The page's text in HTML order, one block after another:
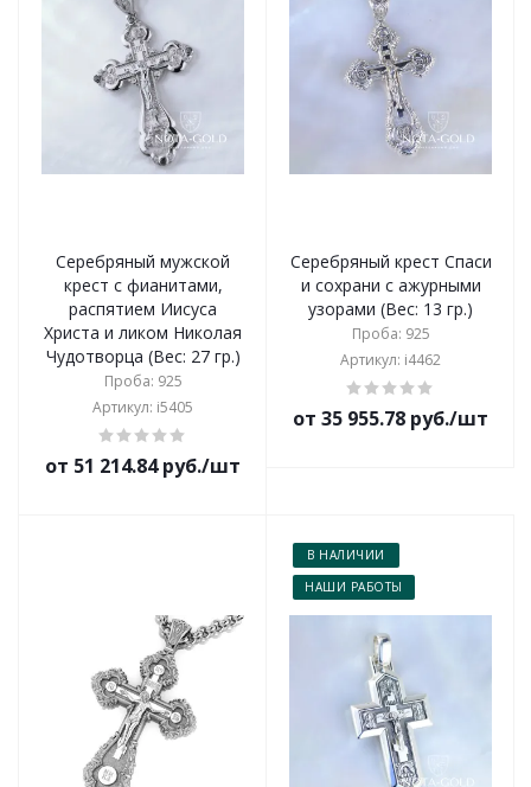
Серебряный мужской
крест с фианитами,
распятием Иисуса
Христа и ликом Николая
Чудотворца (Вес: 27 гр.)
Проба: 925
Артикул: i5405
от 51 214.84 руб./шт
Серебряный крест Спаси
и сохрани с ажурными
узорами (Вес: 13 гр.)
Проба: 925
Артикул: i4462
от 35 955.78 руб./шт
В НАЛИЧИИ
НАШИ РАБОТЫ